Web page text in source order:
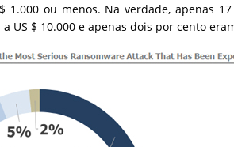
1.000 ou menos. Na verdade, apenas
US $ 10.000 e apenas dois por cento